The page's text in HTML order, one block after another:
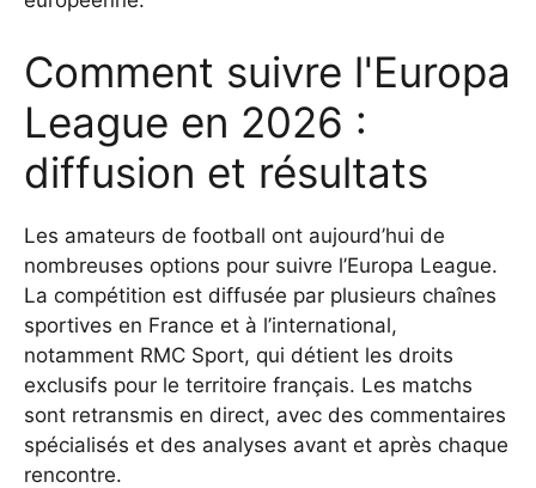
Comment suivre l'Europa
League en 2026 :
diffusion et résultats
Les amateurs de football ont aujourd’hui de
nombreuses options pour suivre l’Europa League.
La compétition est diffusée par plusieurs chaînes
sportives en France et à l’international,
notamment RMC Sport, qui détient les droits
exclusifs pour le territoire français. Les matchs
sont retransmis en direct, avec des commentaires
spécialisés et des analyses avant et après chaque
rencontre.